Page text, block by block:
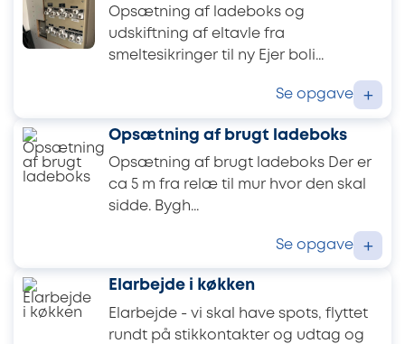
Opsætning af ladeboks og
udskiftning af eltavle fra
smeltesikringer til ny Ejer boli...
Se opgave +
Opsætning af brugt ladeboks
Opsætning af brugt ladeboks Der er
ca 5 m fra relæ til mur hvor den skal
sidde. Bygh...
Se opgave +
Elarbejde i køkken
Elarbejde - vi skal have spots, flyttet
rundt på stikkontakter og udtag og